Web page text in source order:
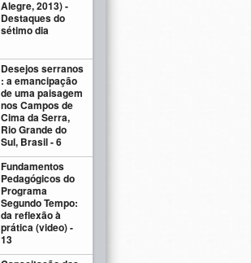
Alegre, 2013) -
Destaques do
sétimo dia
Desejos serranos
: a emancipação
de uma paisagem
nos Campos de
Cima da Serra,
Rio Grande do
Sul, Brasil - 6
Fundamentos
Pedagógicos do
Programa
Segundo Tempo:
da reflexão à
prática (video) -
13